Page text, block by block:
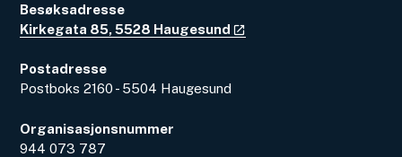
Besøksadresse
Kirkegata 85, 5528 Haugesund
Postadresse
Postboks 2160 - 5504 Haugesund
Organisasjonsnummer
944 073 787